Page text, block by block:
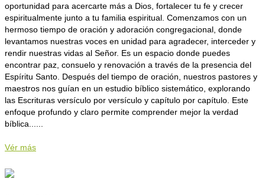
oportunidad para acercarte más a Dios, fortalecer tu fe y crecer
espiritualmente junto a tu familia espiritual. Comenzamos con un
hermoso tiempo de oración y adoración congregacional, donde
levantamos nuestras voces en unidad para agradecer, interceder y
rendir nuestras vidas al Señor. Es un espacio donde puedes
encontrar paz, consuelo y renovación a través de la presencia del
Espíritu Santo. Después del tiempo de oración, nuestros pastores y
maestros nos guían en un estudio bíblico sistemático, explorando
las Escrituras versículo por versículo y capítulo por capítulo. Este
enfoque profundo y claro permite comprender mejor la verdad
bíblica......
Vér más